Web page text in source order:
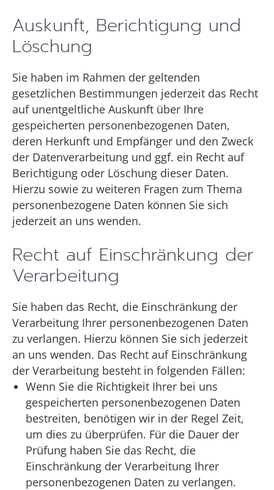
Auskunft, Berichtigung und
Löschung
Sie haben im Rahmen der geltenden
gesetzlichen Bestimmungen jederzeit das Recht
auf unentgeltliche Auskunft über Ihre
gespeicherten personenbezogenen Daten,
deren Herkunft und Empfänger und den Zweck
der Datenverarbeitung und ggf. ein Recht auf
Berichtigung oder Löschung dieser Daten.
Hierzu sowie zu weiteren Fragen zum Thema
personenbezogene Daten können Sie sich
jederzeit an uns wenden.
Recht auf Einschränkung der
Verarbeitung
Sie haben das Recht, die Einschränkung der
Verarbeitung Ihrer personenbezogenen Daten
zu verlangen. Hierzu können Sie sich jederzeit
an uns wenden. Das Recht auf Einschränkung
der Verarbeitung besteht in folgenden Fällen:
Wenn Sie die Richtigkeit Ihrer bei uns
gespeicherten personenbezogenen Daten
bestreiten, benötigen wir in der Regel Zeit,
um dies zu überprüfen. Für die Dauer der
Prüfung haben Sie das Recht, die
Einschränkung der Verarbeitung Ihrer
personenbezogenen Daten zu verlangen.